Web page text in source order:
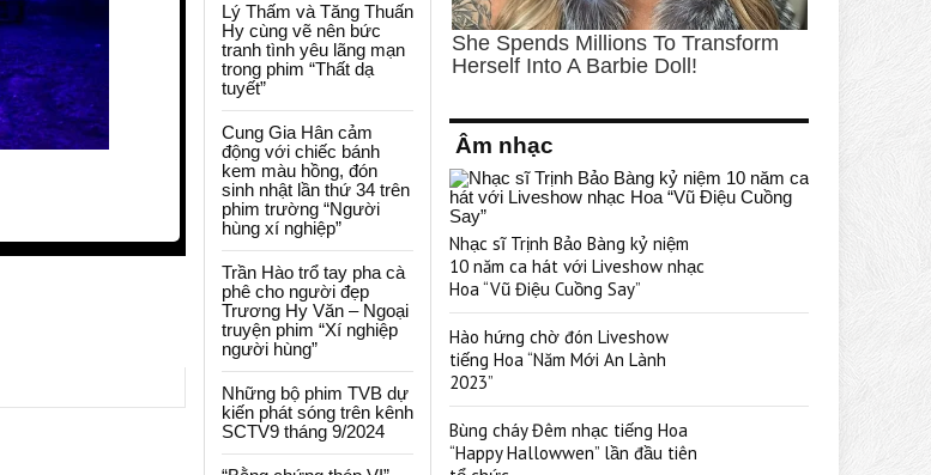
Lý Thấm và Tăng Thuấn
Hy cùng vẽ nên bức
tranh tình yêu lãng mạn
trong phim “Thất dạ
tuyết”
Cung Gia Hân cảm
động với chiếc bánh
kem màu hồng, đón
sinh nhật lần thứ 34 trên
phim trường “Người
hùng xí nghiệp”
Trần Hào trổ tay pha cà
phê cho người đẹp
Trương Hy Văn – Ngoại
truyện phim “Xí nghiệp
người hùng”
Những bộ phim TVB dự
kiến phát sóng trên kênh
SCTV9 tháng 9/2024
Âm nhạc
Nhạc sĩ Trịnh Bảo Bàng kỷ niệm
10 năm ca hát với Liveshow nhạc
Hoa “Vũ Điệu Cuồng Say”
Hào hứng chờ đón Liveshow
tiếng Hoa “Năm Mới An Lành
2023”
Bùng cháy Đêm nhạc tiếng Hoa
“Happy Hallowwen” lần đầu tiên